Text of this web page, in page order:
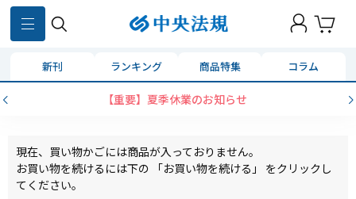
新刊 ランキング 商品特集 コラム
【重要】夏季休業のお知らせ
現在、買い物かごには商品が入っておりません。
お買い物を続けるには下の 「お買い物を続ける」 をクリックし
てください。